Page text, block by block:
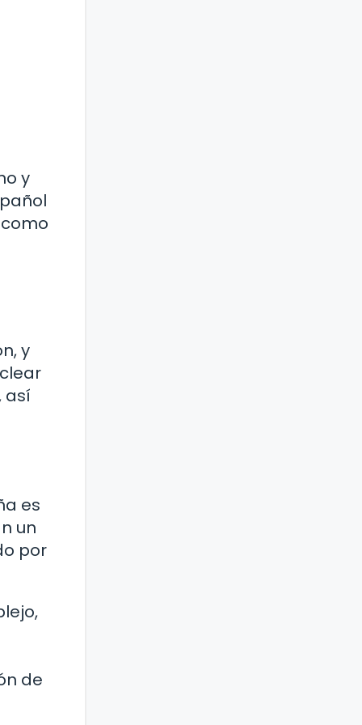
y
y
así
es
un
por
de